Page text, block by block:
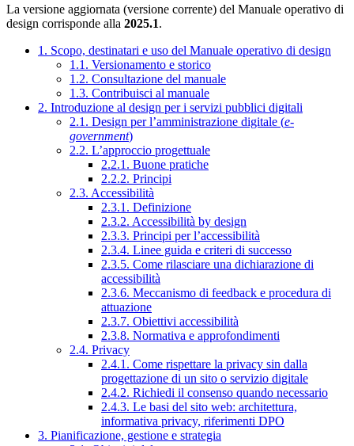
La versione aggiornata (versione corrente) del Manuale operativo di
design corrisponde alla 2025.1.
1. Scopo, destinatari e uso del Manuale operativo di design
1.1. Versionamento e storico
1.2. Consultazione del manuale
1.3. Contribuisci al manuale
2. Introduzione al design per i servizi pubblici digitali
2.1. Design per l’amministrazione digitale (e-
government)
2.2. L’approccio progettuale
2.2.1. Buone pratiche
2.2.2. Principi
2.3. Accessibilità
2.3.1. Definizione
2.3.2. Accessibilità by design
2.3.3. Principi per l’accessibilità
2.3.4. Linee guida e criteri di successo
2.3.5. Come rilasciare una dichiarazione di
accessibilità
2.3.6. Meccanismo di feedback e procedura di
attuazione
2.3.7. Obiettivi accessibilità
2.3.8. Normativa e approfondimenti
2.4. Privacy
2.4.1. Come rispettare la privacy sin dalla
progettazione di un sito o servizio digitale
2.4.2. Richiedi il consenso quando necessario
2.4.3. Le basi del sito web: architettura,
informativa privacy, riferimenti DPO
3. Pianificazione, gestione e strategia